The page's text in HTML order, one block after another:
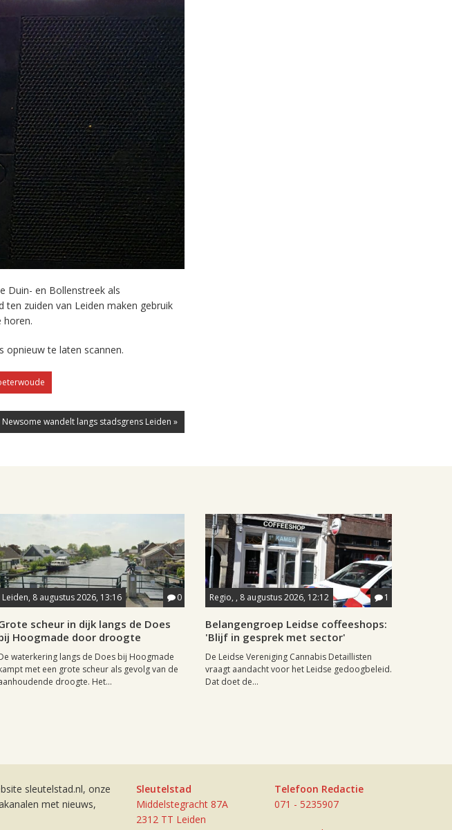
Duin- en Bollenstreek als
zuiden van Leiden maken gebruik
horen.
opnieuw te laten scannen.
Newsome wandelt langs stadsgrens Leiden »
Leiden, 8 augustus 2026, 13:16 0
scheur in dijk langs de Does
Hoogmade door droogte
waterkering langs de Does bij Hoogmade
met een grote scheur als gevolg van de
droogte. Het...
Regio, , 8 augustus 2026, 12:12 1
Belangengroep Leidse coffeeshops:
'Blijf in gesprek met sector'
De Leidse Vereniging Cannabis Detaillisten
vraagt aandacht voor het Leidse gedoogbeleid.
Dat doet de...
sleutelstad.nl, onze
met nieuws,
Sleutelstad
Middelstegracht 87A
2312 TT Leiden
Telefoon Redactie
071 - 5235907